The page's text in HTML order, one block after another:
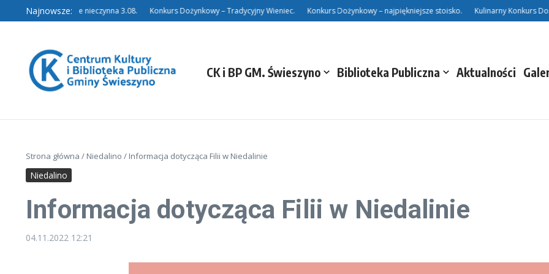
Przejdź do treści
Najnowsze:
Filia w Niedalinie nieczynna 3.08. Konkurs Dożynkowy – Tradycyjny Wieniec. Konkurs Dożynkowy – najpiękniejsze stoisko. Kulinarny Konkurs
CK i BP GM. Świeszyno Biblioteka Publiczna Aktualności
Strona główna / Niedalino / Informacja dotycząca Filii w Niedalinie
Niedalino
Informacja dotycząca Filii w Niedalinie
04.11.2022 12:21